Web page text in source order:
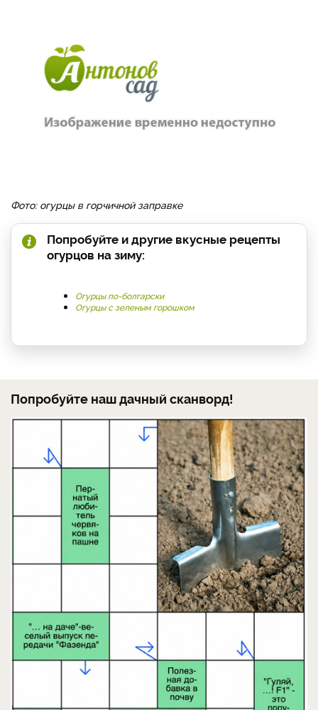
Фото: огурцы в горчичной заправке
Попробуйте и другие вкусные рецепты
огурцов на зиму:
Огурцы по-болгарски
Огурцы с зеленым горошком
Попробуйте наш дачный сканворд!